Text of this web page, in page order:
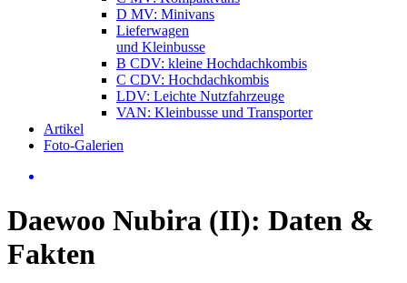
D MV: Minivans
Lieferwagen
und Kleinbusse
B CDV: kleine Hochdachkombis
C CDV: Hochdachkombis
LDV: Leichte Nutzfahrzeuge
VAN: Kleinbusse und Transporter
Artikel
Foto-Galerien
Daewoo Nubira (II): Daten &
Fakten